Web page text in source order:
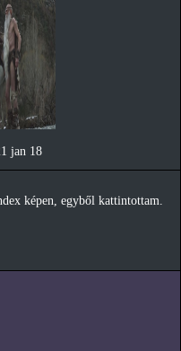
jan 18
képen, egyből kattintottam.